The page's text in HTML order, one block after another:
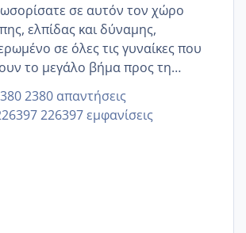
σε αυτόν τον χώρο
ελπίδας και δύναμης,
σε όλες τις γυναίκες που
το μεγάλο βήμα προς τη
μέσω εξωσωματικής το 2025.
μοιραστούμε αγωνίες, χαρές,
και κάθε μικρή ή μεγάλη
2380 απαντήσεις
226397 εμφανίσεις